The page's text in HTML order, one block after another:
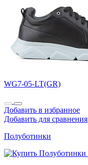
WG7-05-LT(GR)
Добавить в избранное
Добавить для сравнения
Полуботинки